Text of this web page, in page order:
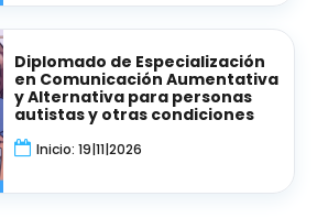
Diplomado de Especialización
en Comunicación Aumentativa
y Alternativa para personas
autistas y otras condiciones
Inicio: 19|11|2026